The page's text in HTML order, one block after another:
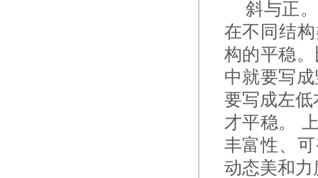
斜与正。
在不同结
构的平稳。
中就要写成
要写成左低
才平稳。
丰富性、
动态美和